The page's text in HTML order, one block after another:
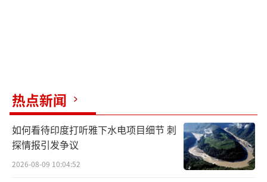
热点新闻
如何看待印度打听雅下水电项目细节 刺
探情报引发争议
2026-08-09 10:04:52